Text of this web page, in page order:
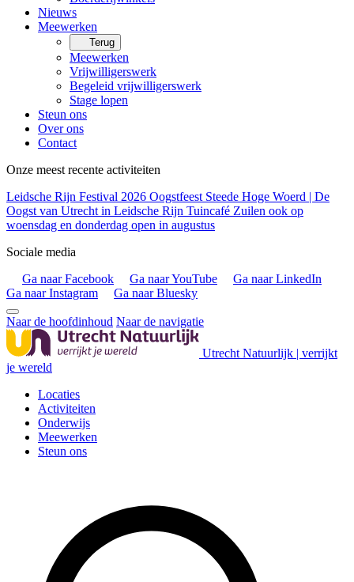
Nieuws
Meewerken
Terug
Meewerken
Vrijwilligerswerk
Begeleid vrijwilligerswerk
Stage lopen
Steun ons
Over ons
Contact
Onze meest recente activiteiten
Leidsche Rijn Festival 2026 Oogstfeest Steede Hoge Woerd | De
Oogst van Utrecht in Leidsche Rijn Tuincafé Zuilen ook op
woensdag en donderdag open in augustus
Sociale media
Ga naar Facebook
Ga naar YouTube
Ga naar LinkedIn
Ga naar Instagram
Ga naar Bluesky
Naar de hoofdinhoud Naar de navigatie
Utrecht Natuurlijk | verrijkt
je wereld
Locaties
Activiteiten
Onderwijs
Meewerken
Steun ons